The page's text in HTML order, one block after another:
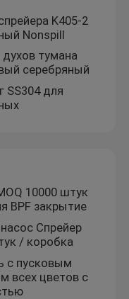
K405-2
Nonspill
тумана
серебряный
SS304 для
10000 штук
BPF закрытие
Спрейер
/ коробка
с пусковым
всех цветов с